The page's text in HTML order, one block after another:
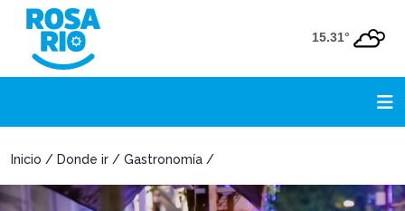
15.31°
Inicio / Donde ir / Gastronomía /